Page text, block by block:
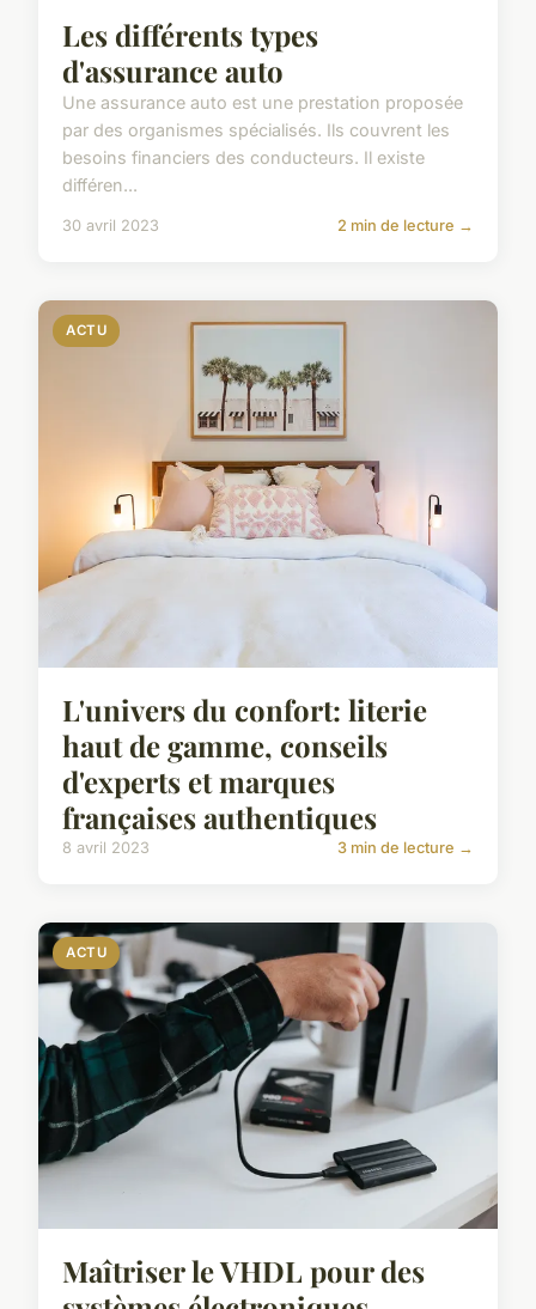
Les différents types
d'assurance auto
Une assurance auto est une prestation proposée
par des organismes spécialisés. Ils couvrent les
besoins financiers des conducteurs. Il existe
différen...
30 avril 2023 2 min de lecture →
ACTU
L'univers du confort: literie
haut de gamme, conseils
d'experts et marques
françaises authentiques
8 avril 2023 3 min de lecture →
ACTU
Maîtriser le VHDL pour des